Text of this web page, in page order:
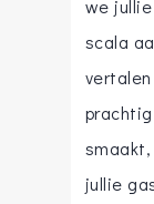
we
scala
smaakt,
jullie